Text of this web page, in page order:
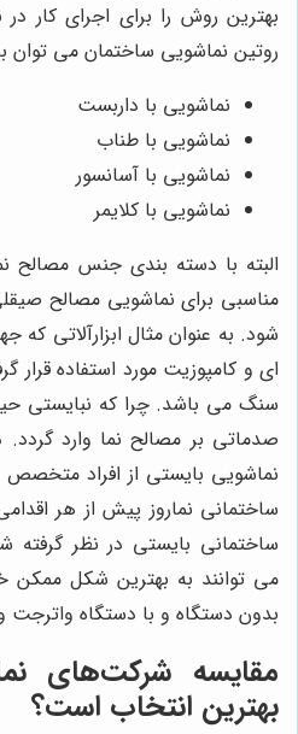
بهترین روش را برای اجرای کار
روتین نماشویی ساختمان می توان
نماشویی با داربست
نماشویی با طناب
نماشویی با آسانسور
نماشویی با کلایمر
البته با دسته بندی جنس مصالح
مناسبی برای نماشویی مصالح
شود. به عنوان مثال ابزارآلاتی
ای و کامپوزیت مورد استفاده قرار
سنگ می باشد. چرا که نبایستی
صدماتی بر مصالح نما وارد
نماشویی بایستی از افراد
ساختمانی نماروز پیش از هر
ساختمانی بایستی در نظر
می توانند به بهترین شکل ممکن
بدون دستگاه و با دستگاه
مقایسه شرکت‌های
بهترین انتخاب است؟